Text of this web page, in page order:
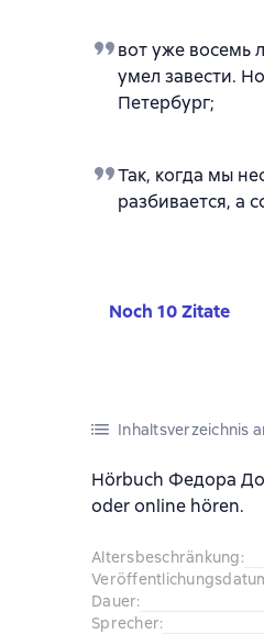
вот уже восемь
умел завести.
Петербург;
Так, когда мы
разбивается, а
Noch 10 Zitate
Inhaltsverzeichnis
Hörbuch Федора
oder online hören.
Altersbeschränkung:
Dauer:
Sprecher: